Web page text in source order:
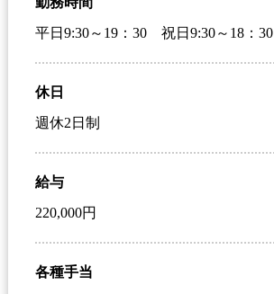
平日9:30～19：30 祝日9:30～18：30
休日
週休2日制
給与
220,000円
各種手当